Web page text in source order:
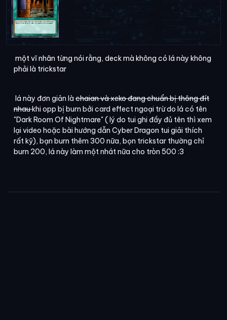
một vĩ nhân từng nói rằng, deck mà không có lá này không
phải là trickstar
lá này đơn giản là chaian và xeko đang chuẩn bị thông đít
nhaukhi opp bị burn bởi card effect ngoại trừ do lá có tên
"Dark Room Of Nightmare" ( lý do tui ghi đầy đủ tên thì xem
lại video hoặc bài hướng dẫn Cyber Dragon tui giải thích
rất kỹ), bạn burn thêm 300 nữa, bọn trickstar thường chỉ
burn 200, lá này làm một nhát nữa cho tròn 500 :3